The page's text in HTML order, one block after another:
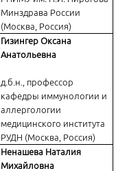
Минздрава России
(Москва, Россия)
Гизингер Оксана
Анатольевна
д.б.н., профессор
кафедры иммунологии и
аллергологии
медицинского института
РУДН (Москва, Россия)
Ненашева Наталия
Михайловна